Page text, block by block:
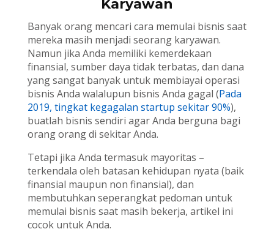
Karyawan
Banyak orang mencari cara memulai bisnis saat
mereka masih menjadi seorang karyawan.
Namun jika Anda memiliki kemerdekaan
finansial, sumber daya tidak terbatas, dan dana
yang sangat banyak untuk membiayai operasi
bisnis Anda walalupun bisnis Anda gagal (Pada
2019, tingkat kegagalan startup sekitar 90%),
buatlah bisnis sendiri agar Anda berguna bagi
orang orang di sekitar Anda.
Tetapi jika Anda termasuk mayoritas –
terkendala oleh batasan kehidupan nyata (baik
finansial maupun non finansial), dan
membutuhkan seperangkat pedoman untuk
memulai bisnis saat masih bekerja, artikel ini
cocok untuk Anda.